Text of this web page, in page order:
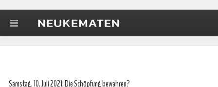
Samstag, 10. Juli 2021: Die Schöpfung bewahren?